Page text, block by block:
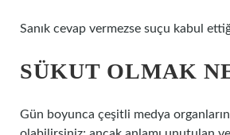
Sanık cevap vermezse suçu kabul
SÜKUT OLMAK
Gün boyunca çeşitli medya